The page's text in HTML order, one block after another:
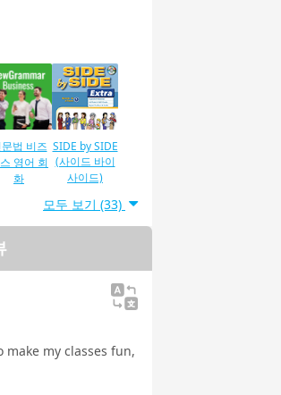
법 비즈
영어 회
화
SIDE by SIDE
(사이드 바이
사이드)
말하
문법
모두 보기 (33)
my classes fun,